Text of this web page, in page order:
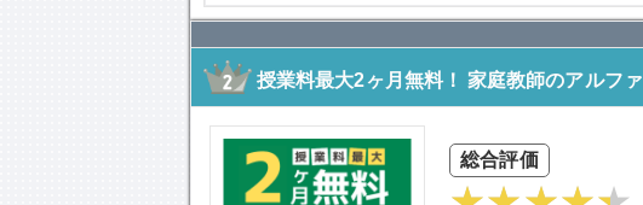
授業料最大2ヶ月無料！ 家庭教師のアルファ
総合評価